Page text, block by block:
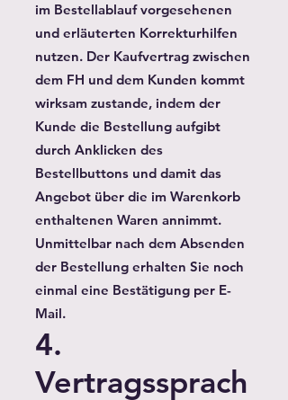
im Bestellablauf vorgesehenen
und erläuterten Korrekturhilfen
nutzen. Der Kaufvertrag zwischen
dem FH und dem Kunden kommt
wirksam zustande, indem der
Kunde die Bestellung aufgibt
durch Anklicken des
Bestellbuttons und damit das
Angebot über die im Warenkorb
enthaltenen Waren annimmt.
Unmittelbar nach dem Absenden
der Bestellung erhalten Sie noch
einmal eine Bestätigung per E-
Mail.
4.
Vertragssprach